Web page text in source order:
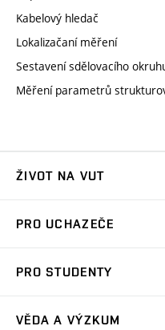
Kabelový hledač
Lokalizačaní měření
Sestavení sdělovacího
Měření parametrů
ŽIVOT NA VUT
Koleje
Sport na VUT
PRO UCHAZEČE
Dny otevřených dveří
PRO STUDENTY
VĚDA A VÝZKUM